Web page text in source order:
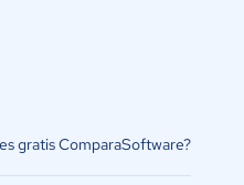
gratis ComparaSoftware?